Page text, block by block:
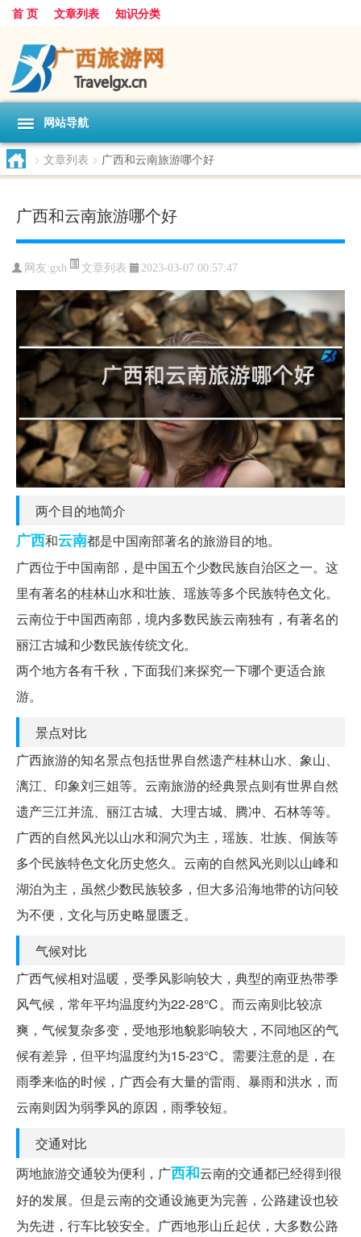
首 页 文章列表 知识分类
网站导航
> 文章列表 > 广西和云南旅游哪个好
广西和云南旅游哪个好
网友:gxh 文章列表 2023-03-07 00:57:47
两个目的地简介
广西和云南都是中国南部著名的旅游目的地。
广西位于中国南部，是中国五个少数民族自治区之一。这
里有著名的桂林山水和壮族、瑶族等多个民族特色文化。
云南位于中国西南部，境内多数民族云南独有，有著名的
丽江古城和少数民族传统文化。
两个地方各有千秋，下面我们来探究一下哪个更适合旅
游。
景点对比
广西旅游的知名景点包括世界自然遗产桂林山水、象山、
漓江、印象刘三姐等。云南旅游的经典景点则有世界自然
遗产三江并流、丽江古城、大理古城、腾冲、石林等等。
广西的自然风光以山水和洞穴为主，瑶族、壮族、侗族等
多个民族特色文化历史悠久。云南的自然风光则以山峰和
湖泊为主，虽然少数民族较多，但大多沿海地带的访问较
为不便，文化与历史略显匮乏。
气候对比
广西气候相对温暖，受季风影响较大，典型的南亚热带季
风气候，常年平均温度约为22-28℃。而云南则比较凉
爽，气候复杂多变，受地形地貌影响较大，不同地区的气
候有差异，但平均温度约为15-23℃。需要注意的是，在
雨季来临的时候，广西会有大量的雷雨、暴雨和洪水，而
云南则因为弱季风的原因，雨季较短。
交通对比
两地旅游交通较为便利，广西和云南的交通都已经得到很
好的发展。但是云南的交通设施更为完善，公路建设也较
为先进，行车比较安全。广西地形山丘起伏，大多数公路